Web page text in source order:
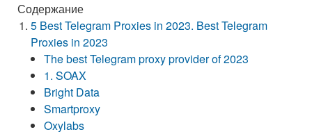
Содержание
5 Best Telegram Proxies in 2023. Best Telegram
Proxies in 2023
The best Telegram proxy provider of 2023
1. SOAX
Bright Data
Smartproxy
Oxylabs